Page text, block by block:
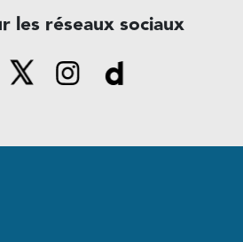
les réseaux sociaux